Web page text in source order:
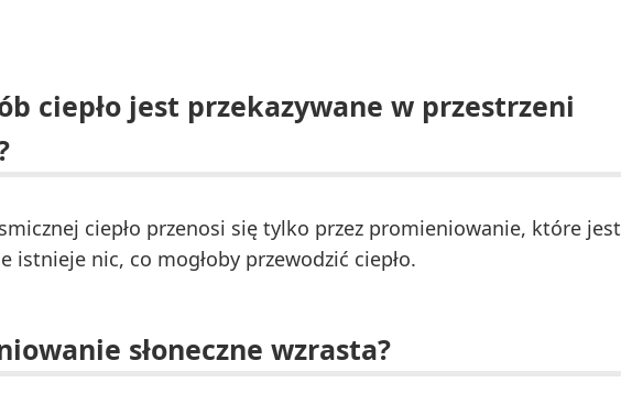
ciepło jest przekazywane w przestrzeni
ciepło przenosi się tylko przez promieniowanie, które jest
istnieje nic, co mogłoby przewodzić ciepło.
słoneczne wzrasta?